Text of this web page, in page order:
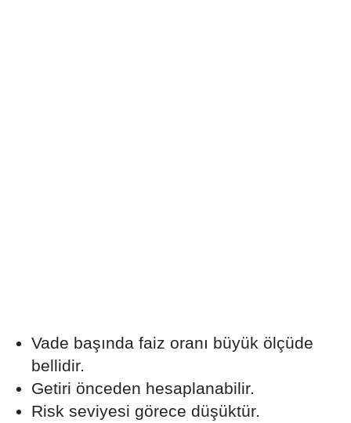
Vade başında faiz oranı büyük ölçüde
bellidir.
Getiri önceden hesaplanabilir.
Risk seviyesi görece düşüktür.